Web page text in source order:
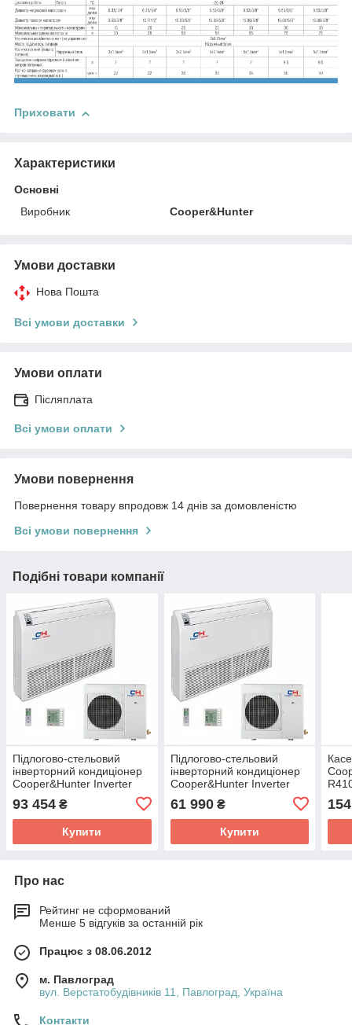
Приховати
Характеристики
Основні
Виробник
Cooper&Hunter
Умови доставки
Нова Пошта
Всі умови доставки
Умови оплати
Післяплата
Всі умови оплати
Умови повернення
Повернення товару впродовж 14 днів за домовленістю
Всі умови повернення
Подібні товари компанії
Підлогово-стельовий
інверторний кондиціонер
Cooper&Hunter Inverter
IU071NK)
93 454 ₴
Купити
Підлогово-стельовий
інверторний кондиціонер
Cooper&Hunter Inverter
IU035NK)
61 990₴
Купити
Про нас
Рейтинг не сформований
Менше 5 відгуків за останній рік
Працює з 08.06.2012
м. Павлоград
вул. Верстатобудівників 11, Павлоград, Україна
Контакти